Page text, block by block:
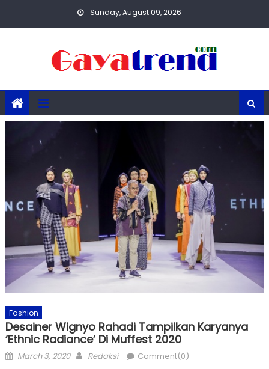
Sunday, August 09, 2026
Fashion
Desainer Wignyo Rahadi Tampilkan Karyanya
‘Ethnic Radiance’ Di Muffest 2020
Posted
March 3, 2020 Author
Redaksi Comment(0)